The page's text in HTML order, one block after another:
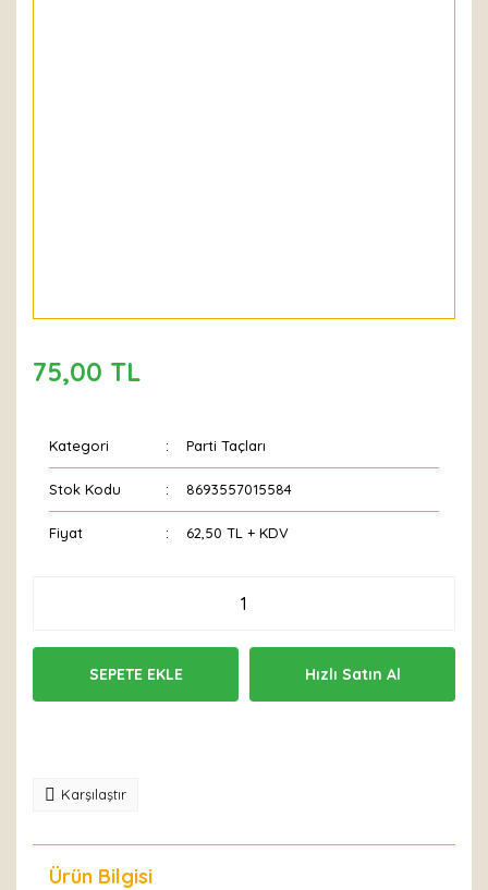
75,00 TL
Kategori Parti Taçları
Stok Kodu 8693557015584
Fiyat 62,50 TL + KDV
SEPETE EKLE Hızlı Satın Al
Karşılaştır
Ürün Bilgisi